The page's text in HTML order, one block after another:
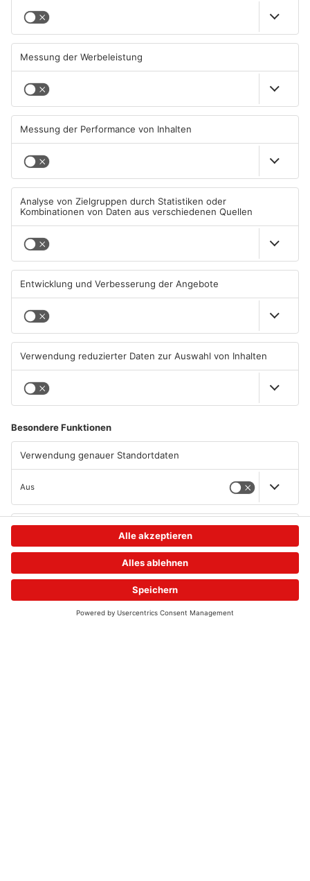
Polizeieinsatz in Mühlheimer
04.08.2026, 07:54 UHR IN KREIS
OFFENBACH
Hier brauchen Autofahrer in
Rodgau jetzt mehr Geduld
04.08.2026, 06:47 UHR IN KREIS
OFFENBACH